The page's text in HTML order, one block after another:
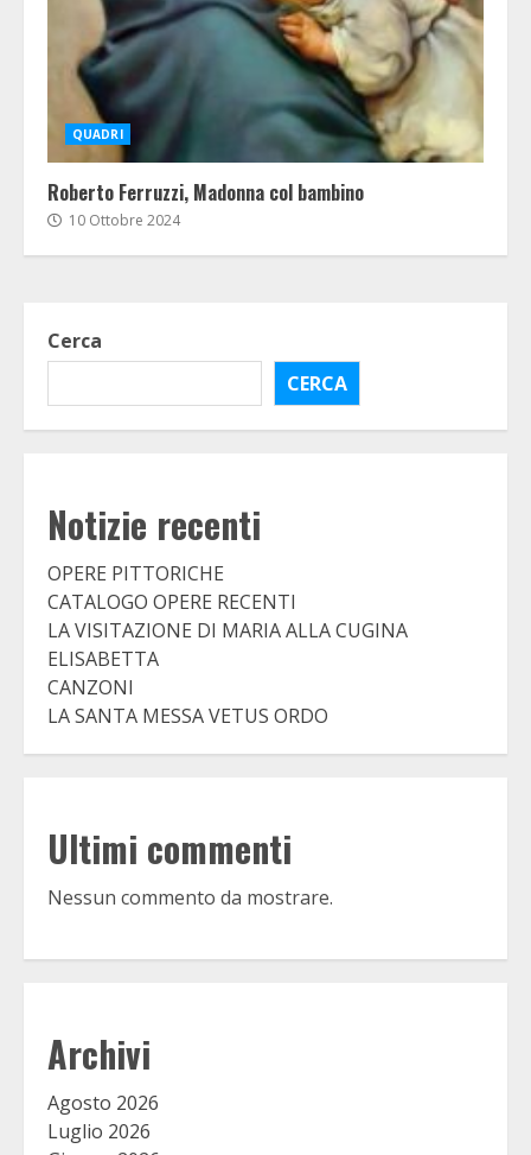
QUADRI
Roberto Ferruzzi, Madonna col bambino
10 Ottobre 2024
Cerca
CERCA
Notizie recenti
OPERE PITTORICHE
CATALOGO OPERE RECENTI
LA VISITAZIONE DI MARIA ALLA CUGINA
ELISABETTA
CANZONI
LA SANTA MESSA VETUS ORDO
Ultimi commenti
Nessun commento da mostrare.
Archivi
Agosto 2026
Luglio 2026